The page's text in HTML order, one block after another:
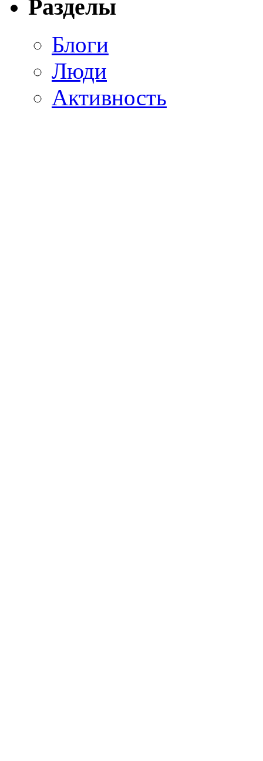
Разделы
Блоги
Люди
Активность